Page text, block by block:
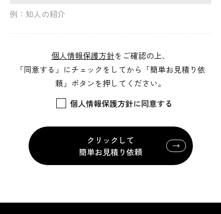
例：知人の紹介
個人情報保護方針をご確認の上、
「同意する」にチェックをしてから「簡単お見積り依
頼」ボタンを押してください。
個人情報保護方針に同意する
クリックして
簡単お見積り依頼